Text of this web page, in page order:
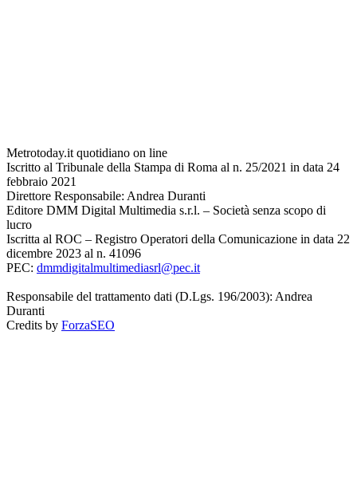
Metrotoday.it quotidiano on line
Iscritto al Tribunale della Stampa di Roma al n. 25/2021 in data 24
febbraio 2021
Direttore Responsabile: Andrea Duranti
Editore DMM Digital Multimedia s.r.l. – Società senza scopo di
lucro
Iscritta al ROC – Registro Operatori della Comunicazione in data 22
dicembre 2023 al n. 41096
PEC: dmmdigitalmultimediasrl@pec.it
Responsabile del trattamento dati (D.Lgs. 196/2003): Andrea
Duranti
Credits by ForzaSEO